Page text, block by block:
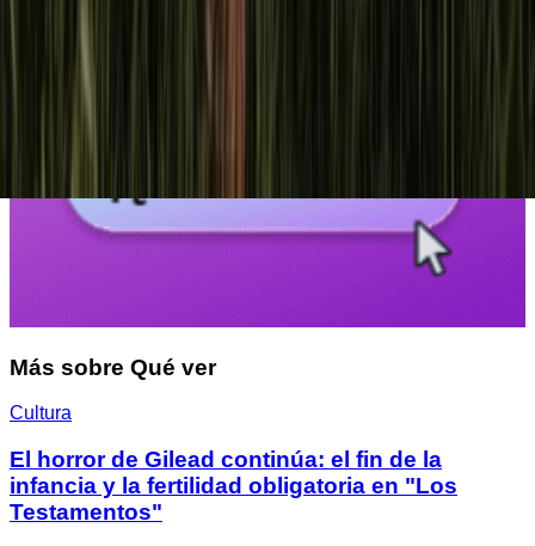
Más sobre Qué ver
Cultura
El horror de Gilead continúa: el fin de la
infancia y la fertilidad obligatoria en "Los
Testamentos"